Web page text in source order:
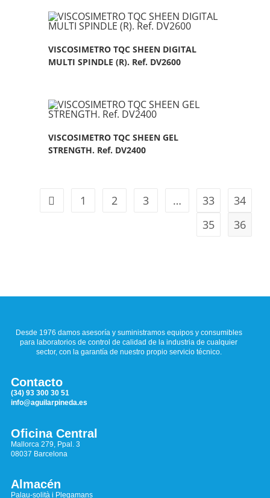
VISCOSIMETRO TQC SHEEN DIGITAL
MULTI SPINDLE (R). Ref. DV2600
VISCOSIMETRO TQC SHEEN GEL
STRENGTH. Ref. DV2400
1 2 3 … 33
34
35
36
Desde 1976 damos asesoría y suministramos equipos y consumibles
para laboratorios de control de calidad de la industria de cualquier
sector, con la garantía de nuestro propio servicio técnico.
Contacto
(34) 93 300 30 51
info@aguilarpineda.es
Oficina Central
Mallorca 279, Ppal. 3
08037 Barcelona
Almacén
Palau-solità i Plegamans